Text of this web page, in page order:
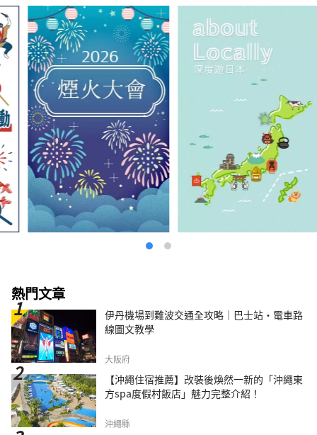
熱門文章
伊丹機場到難波交通全攻略｜巴士站・電車路
線圖文教學
大阪府
【沖繩住宿推薦】改裝後煥然一新的「沖繩東
方spa度假村飯店」魅力完整介紹！
沖繩縣